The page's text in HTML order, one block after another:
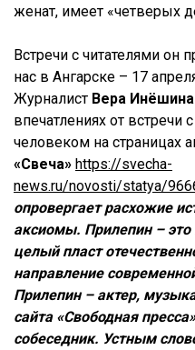
женат, имеет «четверых
Встречи с читателями он
нас в Ангарске – 17
Журналист Вера Инёшина
впечатлениях от
человеком на страницах
«Свеча» https://svecha-
news.ru/novosti/statya/
опровергает расхожие
аксиомы. Прилепин –
целый пласт
направление
Прилепин – актер,
сайта «Свободная
собеседник. Устным